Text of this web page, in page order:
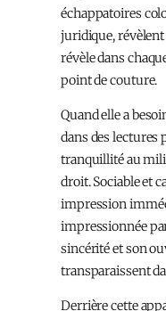
échappatoires
juridique,
révèle dans
point de couture.
Quand elle a
dans des lectures
tranquillité au
droit. Sociable et
impression
impressionnée
sincérité et son
transparaissent
Derrière cette